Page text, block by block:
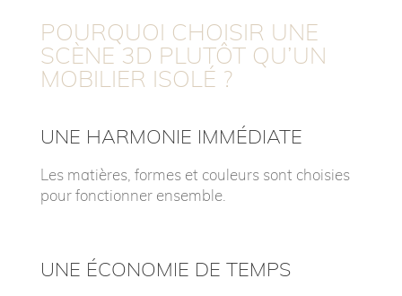
POURQUOI CHOISIR UNE
SCÈNE 3D PLUTÔT QU’UN
MOBILIER ISOLÉ ?
UNE HARMONIE IMMÉDIATE
Les matières, formes et couleurs sont choisies
pour fonctionner ensemble.
UNE ÉCONOMIE DE TEMPS